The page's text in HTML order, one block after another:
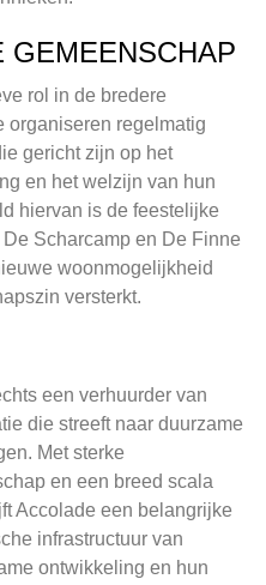
GEMEENSCHAP
rol in de bredere
organiseren regelmatig
gericht zijn op het
en het welzijn van hun
hiervan is de feestelijke
Scharcamp en De Finne
woonmogelijkheid
versterkt.
een verhuurder van
die streeft naar duurzame
Met sterke
en een breed scala
Accolade een belangrijke
infrastructuur van
ontwikkeling en hun